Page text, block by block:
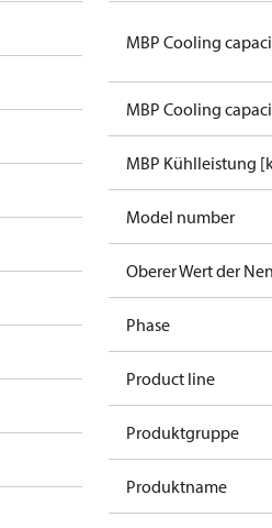
MBP Cooling
MBP Cooling
MBP Kühlleistung
Model number
Oberer Wert der
Phase
Product line
Produktgruppe
Produktname